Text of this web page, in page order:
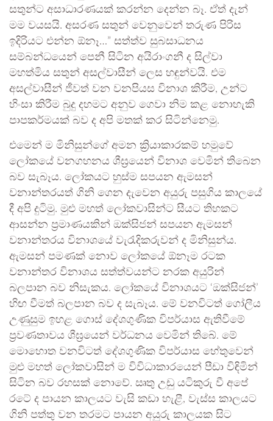
සතුන්ට අසාධාරණයක් කරන්න දෙන්න බෑ. ඒත් දැන්
මම වයසයි. අසරණ සතුන් වෙනුවෙන් තරුණ පිරිස
ඉදිරියට එන්න ඕනෑ…” සත්ත්ව සුබසාධනය
සම්බන්ධයෙන් පෙනී සිටින අයිරාංගනී ද සිල්වා
මහත්මිය සතුන් අසල්වාසීන් ලෙස හඳුන්වයි. එම
අසල්වාසීන් ජීවත් වන වනපියස විනාශ කිරීම, උන්ට
හිංසා කිරීම බුදු දහමට අනුව ගෙවා නිම කළ නොහැකි
පාපකර්මයක් බව ද අපි මතක් කර සිටින්නෙමු.
එමෙන් ම මිනිසුන්ගේ අමන ක්‍රියාකාරකම් හමුවේ
ලෝකයේ වනගහනය ශීඝ්‍රයෙන් විනාශ වෙමින් තිබෙන
බව සැබෑය. ලෝකයට හුස්ම සපයන ඇමසන්
වනාන්තරයත් ගිනි ගෙන දැවෙන අයුරු පසුගිය කාලයේ
දී අපි දුටිමු. මුළු මහත් ලෝකවාසින්ට සීයට තිහකට
ආසන්න ප්‍රමාණයකින් ඔක්සිජන් සපයන ඇමසන්
වනාන්තරය විනාශයේ වැරැදිකරුවන් ද මිනිසුන්ය.
ඇමසන් පමණක් නොව ලෝකයේ ඕනෑම රටක
වනාන්තර විනාශය සත්ත්වයන්ට නරක අයුරින්
බලපාන බව නිසැකය. ලෝකයේ විනාශයට ‘ඔක්සිජන්’
හිඟ වීමත් බලපාන බව ද සැබෑය. මේ වනවිටත් ගෝලීය
උණුසුම ඉහළ ගොස් දේශගුණික විපර්යාස ඇතිවීමේ
ප්‍රවණතාවය ශීඝ්‍රයෙන් වර්ධනය වෙමින් තිබේ. මේ
මොහොත වනවිටත් දේශගුණික විපර්යාස හේතුවෙන්
මුළු මහත් ලෝකවාසින් ම විවිධාකාරයෙන් පීඩා විඳිමින්
සිටින බව රහසක් නොවේ. ඍතු උඩු යටිකුරු වී අපේ
රටේ ද පායන කාලයට වැසි කඩා හැළී, වැස්ස කාලයට
ගිනි පත්තු වන තරමට පායන අයුරු කාලයක සිට